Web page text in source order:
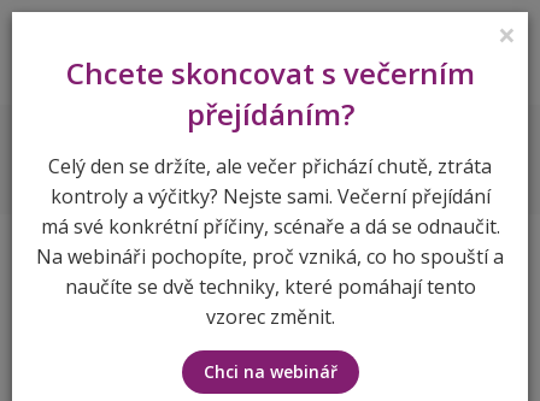
Lenka Vymlátilová
Recepty Fazolové jáhloto
×
Chcete skoncovat s večerním
přejídáním?
Celý den se držíte, ale večer přichází chutě, ztráta
kontroly a výčitky? Nejste sami. Večerní přejídání
má své konkrétní příčiny, scénaře a dá se odnaučit.
Na webináři pochopíte, proč vzniká, co ho spouští a
naučíte se dvě techniky, které pomáhají tento
vzorec změnit.
Chci na webinář